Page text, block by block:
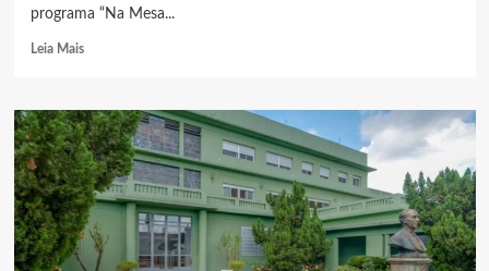
programa “Na Mesa...
Leia Mais